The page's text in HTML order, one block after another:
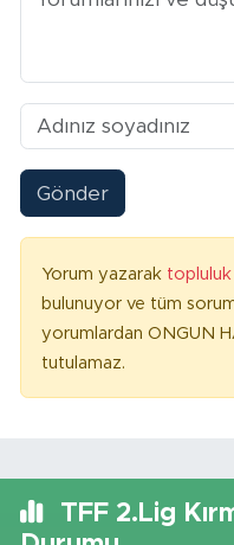
Gönder
Yorum yazarak topluluk
bulunuyor ve tüm
yorumlardan ONGUN
tutulamaz.
TFF 2.Lig